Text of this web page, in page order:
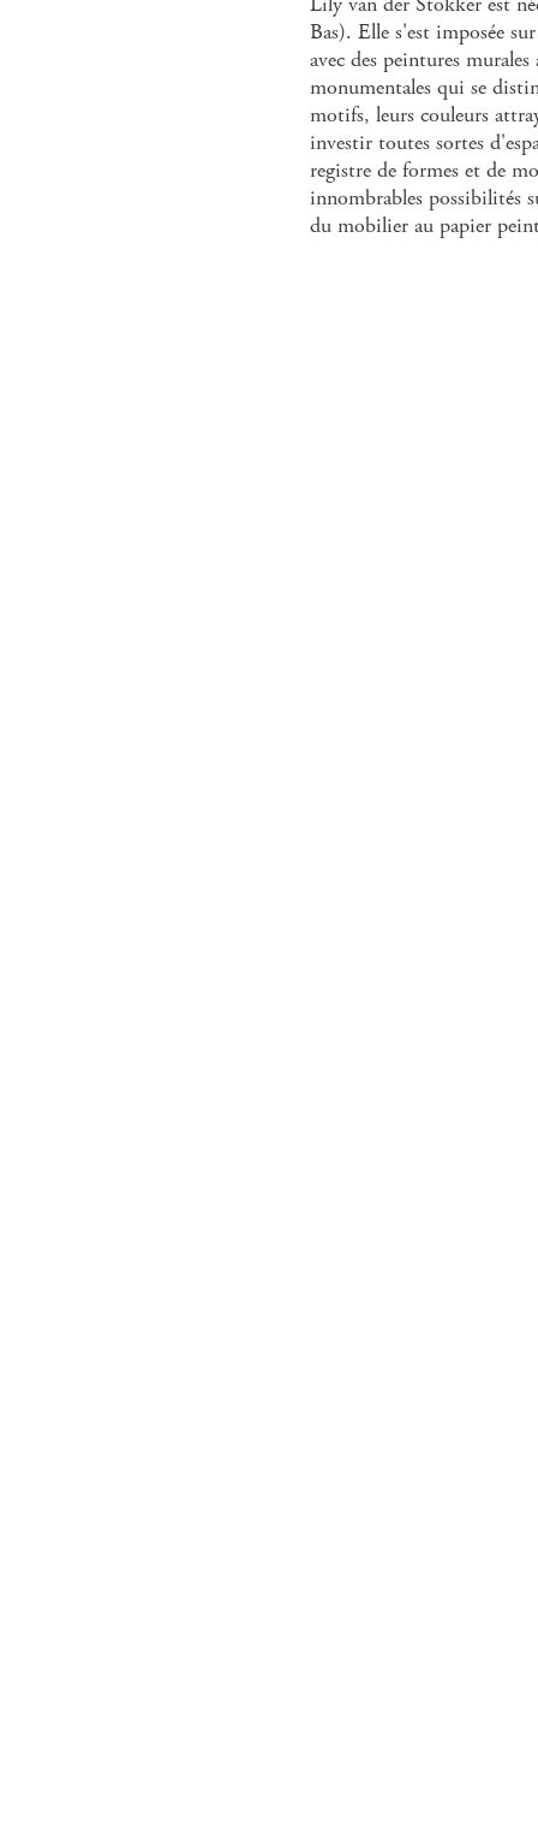
Bas). Elle s'est imposée
avec des peintures
monumentales qui se
motifs, leurs couleurs
investir toutes sortes
registre de formes et de
innombrables possibilités
du mobilier au papier